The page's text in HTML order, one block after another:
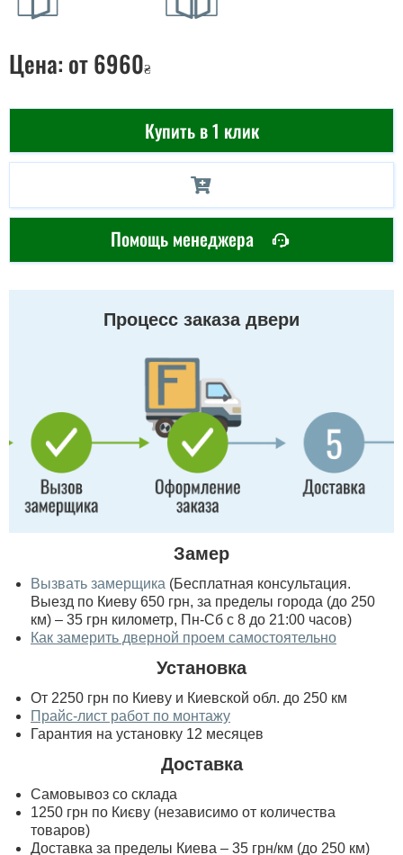
Цена: от 6960₴
Купить в 1 клик
Помощь менеджера
Процесс заказа двери
Замер
Вызвать замерщика (Бесплатная консультация.
Выезд по Киеву 650 грн, за пределы города (до 250
км) – 35 грн километр, Пн-Сб с 8 до 21:00 часов)
Как замерить дверной проем самостоятельно
Установка
От 2250 грн по Киеву и Киевской обл. до 250 км
Прайс-лист работ по монтажу
Гарантия на установку 12 месяцев
Доставка
Самовывоз со склада
1250 грн по Києву (независимо от количества
товаров)
Доставка за пределы Киева – 35 грн/км (до 250 км)